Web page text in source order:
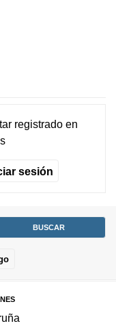
registradoen
sesión